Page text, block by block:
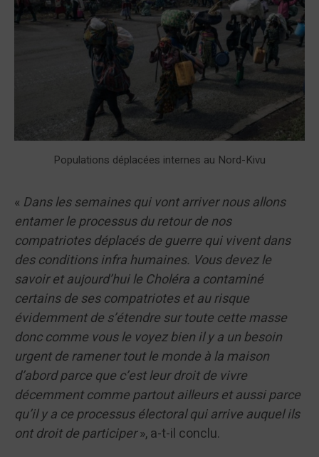
Populations déplacées internes au Nord-Kivu
« Dans les semaines qui vont arriver nous allons
entamer le processus du retour de nos
compatriotes déplacés de guerre qui vivent dans
des conditions infra humaines. Vous devez le
savoir et aujourd’hui le Choléra a contaminé
certains de ses compatriotes et au risque
évidemment de s’étendre sur toute cette masse
donc comme vous le voyez bien il y a un besoin
urgent de ramener tout le monde à la maison
d’abord parce que c’est leur droit de vivre
décemment comme partout ailleurs et aussi parce
qu’il y a ce processus électoral qui arrive auquel ils
ont droit de participer», a-t-il conclu.